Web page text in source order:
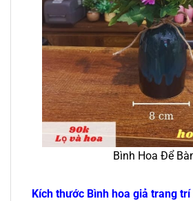
Bình Hoa Để
Kích thước Bình hoa giả trang